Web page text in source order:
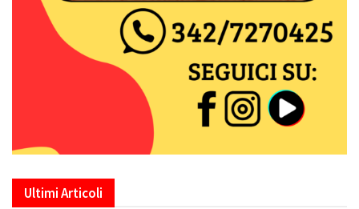
Ultimi Articoli